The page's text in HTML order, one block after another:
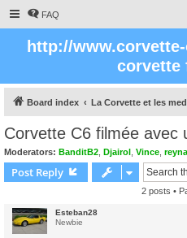
FAQ
http://
corvette
Board index La Corvette et les
Corvette C6 filmée avec
Moderators: BanditB2 Djairol Vince
Post Reply
2 posts •
Esteban28
Newbie